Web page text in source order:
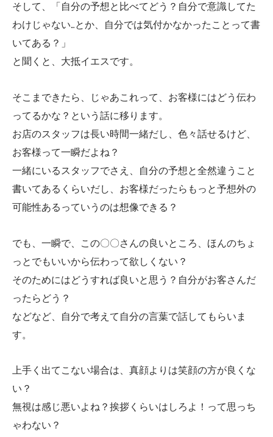
そして、「自分の予想と比べてどう？自分で意識してた
わけじゃない…とか、自分では気付かなかったことって書
いてある？」
と聞くと、大抵イエスです。
そこまできたら、じゃあこれって、お客様にはどう伝わ
ってるかな？という話に移ります。
お店のスタッフは長い時間一緒だし、色々話せるけど、
お客様って一瞬だよね？
一緒にいるスタッフでさえ、自分の予想と全然違うこと
書いてあるくらいだし、お客様だったらもっと予想外の
可能性あるっていうのは想像できる？
でも、一瞬で、この〇〇さんの良いところ、ほんのちょ
っとでもいいから伝わって欲しくない？
そのためにはどうすれば良いと思う？自分がお客さんだ
ったらどう？
などなど、自分で考えて自分の言葉で話してもらいま
す。
上手く出てこない場合は、真顔よりは笑顔の方が良くな
い？
無視は感じ悪いよね？挨拶くらいはしろよ！って思っち
ゃわない？